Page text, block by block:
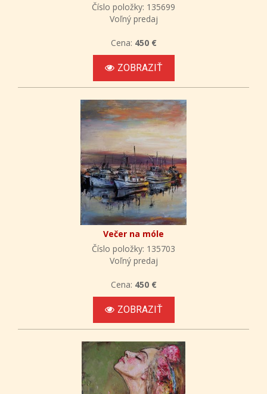
Číslo položky: 135699
Voľný predaj
Cena: 450 €
ZOBRAZIŤ
Večer na móle
Číslo položky: 135703
Voľný predaj
Cena: 450 €
ZOBRAZIŤ